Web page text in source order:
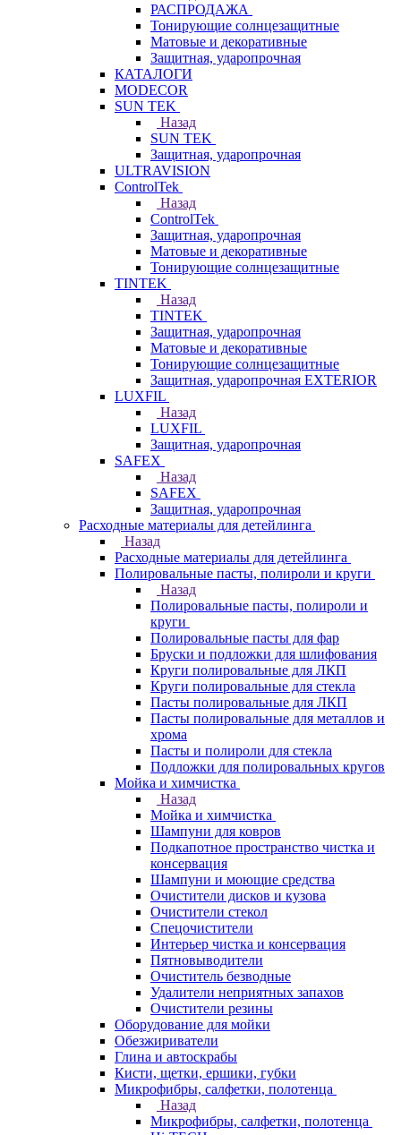
РАСПРОДАЖА
Тонирующие солнцезащитные
Матовые и декоративные
Защитная, ударопрочная
КАТАЛОГИ
MODECOR
SUN TEK
Назад
SUN TEK
Защитная, ударопрочная
ULTRAVISION
ControlTek
Назад
ControlTek
Защитная, ударопрочная
Матовые и декоративные
Тонирующие солнцезащитные
TINTEK
Назад
TINTEK
Защитная, ударопрочная
Матовые и декоративные
Тонирующие солнцезащитные
Защитная, ударопрочная EXTERIOR
LUXFIL
Назад
LUXFIL
Защитная, ударопрочная
SAFEX
Назад
SAFEX
Защитная, ударопрочная
Расходные материалы для детейлинга
Назад
Расходные материалы для детейлинга
Полировальные пасты, полироли и круги
Назад
Полировальные пасты, полироли и
круги
Полировальные пасты для фар
Бруски и подложки для шлифования
Круги полировальные для ЛКП
Круги полировальные для стекла
Пасты полировальные для ЛКП
Пасты полировальные для металлов и
хрома
Пасты и полироли для стекла
Подложки для полировальных кругов
Мойка и химчистка
Назад
Мойка и химчистка
Шампуни для ковров
Подкапотное пространство чистка и
консервация
Шампуни и моющие средства
Очистители дисков и кузова
Очистители стекол
Спецочистители
Интерьер чистка и консервация
Пятновыводители
Очиститель безводные
Удалители неприятных запахов
Очистители резины
Оборудование для мойки
Обезжириватели
Глина и автоскрабы
Кисти, щетки, ершики, губки
Микрофибры, салфетки, полотенца
Назад
Микрофибры, салфетки, полотенца